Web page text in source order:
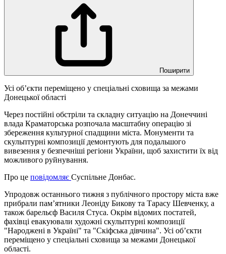
Поширити
Усі об’єкти переміщено у спеціальні сховища за межами
Донецької області
Через постійні обстріли та складну ситуацію на Донеччині
влада Краматорська розпочала масштабну операцію зі
збереження культурної спадщини міста. Монументи та
скульптурні композиції демонтують для подальшого
вивезення у безпечніші регіони України, щоб захистити їх від
можливого руйнування.
Про це повідомляє Суспільне Донбас.
Упродовж останнього тижня з публічного простору міста вже
прибрали пам’ятники Леоніду Бикову та Тарасу Шевченку, а
також барельєф Василя Стуса. Окрім відомих постатей,
фахівці евакуювали художні скульптурні композиції
"Народжені в Україні" та "Скіфська дівчина". Усі об’єкти
переміщено у спеціальні сховища за межами Донецької
області.